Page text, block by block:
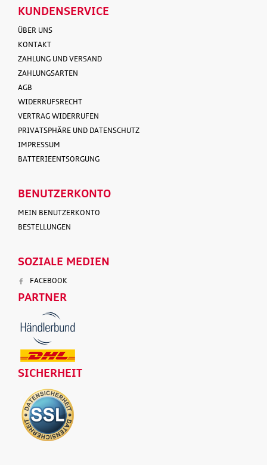
KUNDENSERVICE
ÜBER UNS
KONTAKT
ZAHLUNG UND VERSAND
ZAHLUNGSARTEN
AGB
WIDERRUFSRECHT
VERTRAG WIDERRUFEN
PRIVATSPHÄRE UND DATENSCHUTZ
IMPRESSUM
BATTERIEENTSORGUNG
BENUTZERKONTO
MEIN BENUTZERKONTO
BESTELLUNGEN
SOZIALE MEDIEN
FACEBOOK
PARTNER
SICHERHEIT